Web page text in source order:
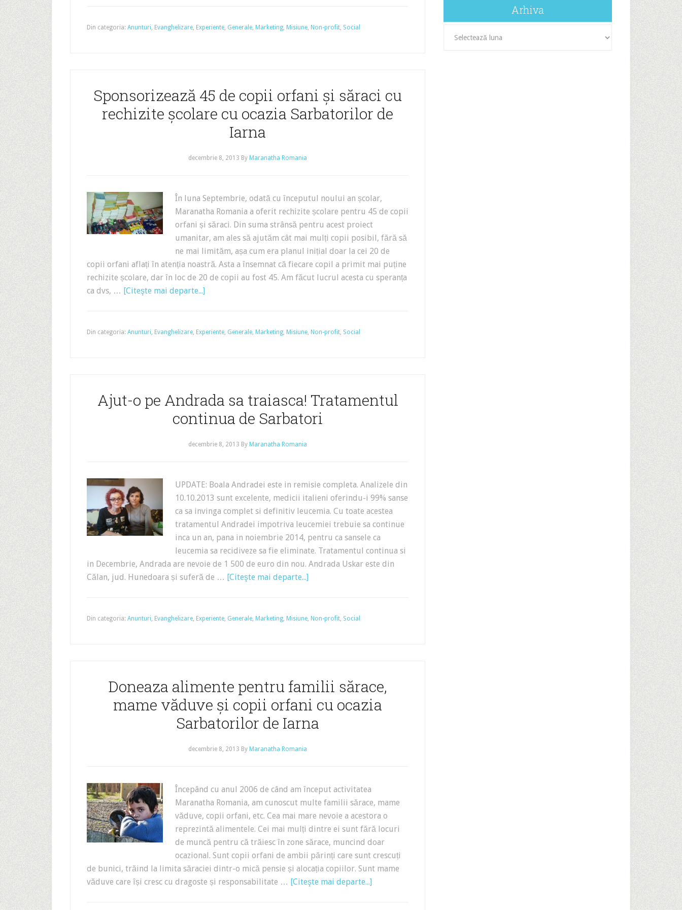
Din categoria: Anunturi, Evanghelizare, Experiente, Generale, Marketing, Misiune, Non-profit, Social
Sponsorizează 45 de copii orfani și săraci cu
rechizite școlare cu ocazia Sarbatorilor de
Iarna
decembrie 8, 2013 By Maranatha Romania
În luna Septembrie, odată cu începutul noului an școlar,
Maranatha Romania a oferit rechizite școlare pentru 45 de copii
orfani și săraci. Din suma strânsă pentru acest proiect
umanitar, am ales să ajutăm cât mai mulți copii posibil, fără să
ne mai limităm, așa cum era planul inițial doar la cei 20 de
copii orfani aflați în atenția noastră. Asta a însemnat că fiecare copil a primit mai puține
rechizite școlare, dar în loc de 20 de copii au fost 45. Am făcut lucrul acesta cu speranța
ca dvs, … [Citeşte mai departe...]
Din categoria: Anunturi, Evanghelizare, Experiente, Generale, Marketing, Misiune, Non-profit, Social
Ajut-o pe Andrada sa traiasca! Tratamentul
continua de Sarbatori
decembrie 8, 2013 By Maranatha Romania
UPDATE: Boala Andradei este in remisie completa. Analizele din
10.10.2013 sunt excelente, medicii italieni oferindu-i 99% sanse
ca sa invinga complet si definitiv leucemia. Cu toate acestea
tratamentul Andradei impotriva leucemiei trebuie sa continue
inca un an, pana in noiembrie 2014, pentru ca sansele ca
leucemia sa recidiveze sa fie eliminate. Tratamentul continua si
in Decembrie, Andrada are nevoie de 1 500 de euro din nou. Andrada Uskar este din
Călan, jud. Hunedoara și suferă de … [Citeşte mai departe...]
Din categoria: Anunturi, Evanghelizare, Experiente, Generale, Marketing, Misiune, Non-profit, Social
Doneaza alimente pentru familii sărace,
mame văduve și copii orfani cu ocazia
Sarbatorilor de Iarna
decembrie 8, 2013 By Maranatha Romania
Începând cu anul 2006 de când am început activitatea
Maranatha Romania, am cunoscut multe familii sărace, mame
văduve, copii orfani, etc. Cea mai mare nevoie a acestora o
reprezintă alimentele. Cei mai mulți dintre ei sunt fără locuri
de muncă pentru că trăiesc în zone sărace, muncind doar
ocazional. Sunt copii orfani de ambii părinți care sunt crescuți
de bunici, trăind la limita săraciei dintr-o mică pensie și alocația copiilor. Sunt mame
văduve care își cresc cu dragoste și responsabilitate … [Citeşte mai departe...]
Arhiva